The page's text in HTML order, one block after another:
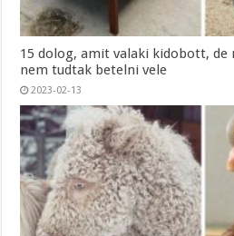
15 dolog, amit valaki kidobott, de
nem tudtak betelni vele
2023-02-13